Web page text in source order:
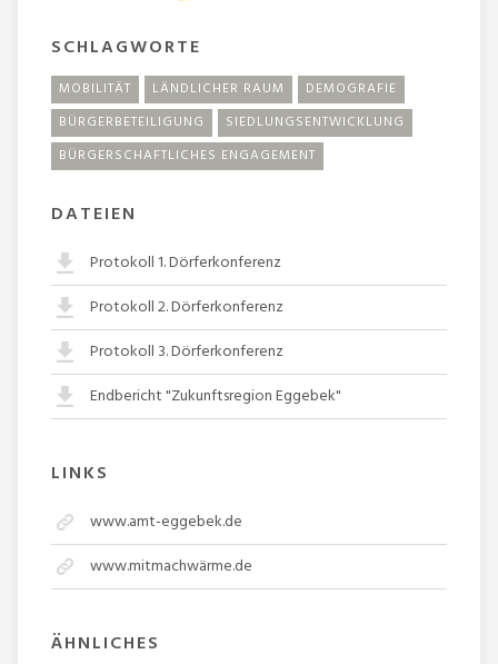
SCHLAGWORTE
MOBILITÄT LÄNDLICHER RAUM
DEMOGRAFIE
BÜRGERBETEILIGUNG
SIEDLUNGSENTWICKLUNG
BÜRGERSCHAFTLICHES ENGAGEMENT
DATEIEN
Protokoll 1. Dörferkonferenz
Protokoll 2. Dörferkonferenz
Protokoll 3. Dörferkonferenz
Endbericht "Zukunftsregion Eggebek"
LINKS
www.amt-eggebek.de
www.mitmachwärme.de
ÄHNLICHES